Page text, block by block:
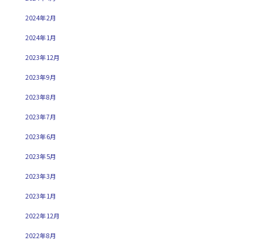
2024年2月
2024年1月
2023年12月
2023年9月
2023年8月
2023年7月
2023年6月
2023年5月
2023年3月
2023年1月
2022年12月
2022年8月